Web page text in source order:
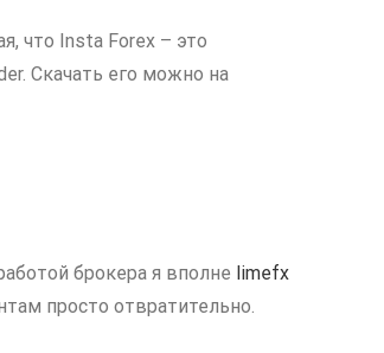
что Insta Forex – это
Скачать его можно на
брокера я вполне limefx
просто отвратительно.